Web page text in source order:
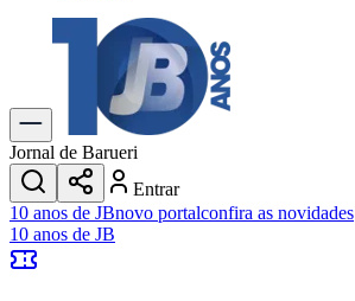
Explore Tudo
Últimas Notícias
Previsão do Tempo
Trânsito e Rotas
Dia a Dia & Lazer
Transportes
Gastronomia
Cinema & Shows
JogosNovo
Jornal de Barueri
Entrar
10 anos de JBnovo portalconfira as novidades
10 anos de JB